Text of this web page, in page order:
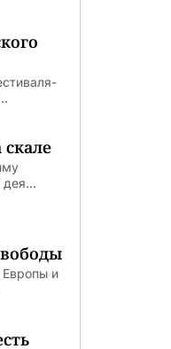
дея...
Европы и